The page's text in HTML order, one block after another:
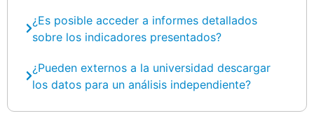
¿Es posible acceder a informes detallados
sobre los indicadores presentados?
¿Pueden externos a la universidad descargar
los datos para un análisis independiente?